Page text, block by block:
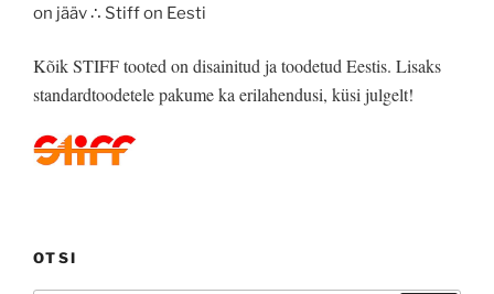
on jääv ∴ Stiff on Eesti
Kõik STIFF tooted on disainitud ja toodetud Eestis. Lisaks
standardtoodetele pakume ka erilahendusi, küsi julgelt!
OTSI